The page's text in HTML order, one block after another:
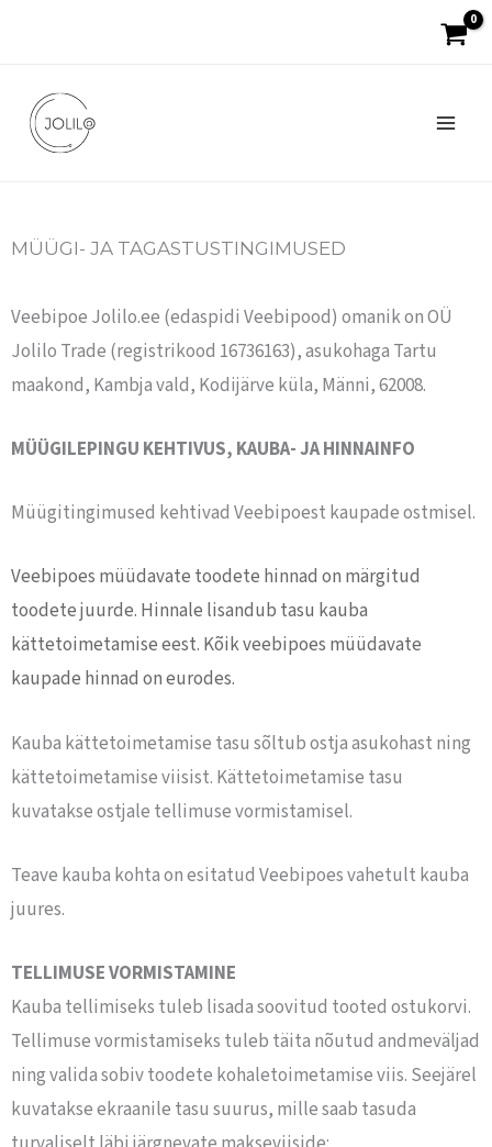
MÜÜGI- JA TAGASTUSTINGIMUSED
Veebipoe Jolilo.ee (edaspidi Veebipood) omanik on OÜ
Jolilo Trade (registrikood 16736163), asukohaga Tartu
maakond, Kambja vald, Kodijärve küla, Männi, 62008.
MÜÜGILEPINGU KEHTIVUS, KAUBA- JA HINNAINFO
Müügitingimused kehtivad Veebipoest kaupade ostmisel.
Veebipoes müüdavate toodete hinnad on märgitud
toodete juurde. Hinnale lisandub tasu kauba
kättetoimetamise eest. Kõik veebipoes müüdavate
kaupade hinnad on eurodes.
Kauba kättetoimetamise tasu sõltub ostja asukohast ning
kättetoimetamise viisist. Kättetoimetamise tasu
kuvatakse ostjale tellimuse vormistamisel.
Teave kauba kohta on esitatud Veebipoes vahetult kauba
juures.
TELLIMUSE VORMISTAMINE
Kauba tellimiseks tuleb lisada soovitud tooted ostukorvi.
Tellimuse vormistamiseks tuleb täita nõutud andmeväljad
ning valida sobiv toodete kohaletoimetamise viis. Seejärel
kuvatakse ekraanile tasu suurus, mille saab tasuda